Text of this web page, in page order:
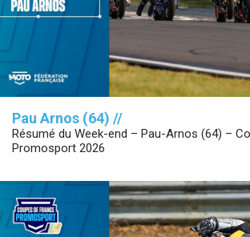
Pau Arnos (64) //
Résumé du Week-end – Pau-Arnos (64) –
Promosport 2026